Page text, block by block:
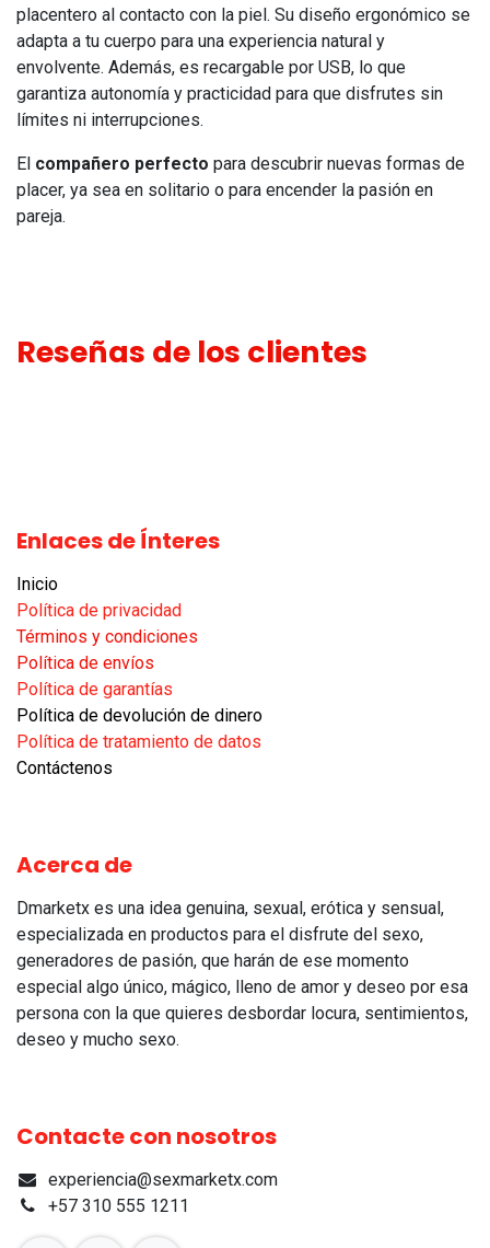
placentero al contacto con la piel. Su diseño ergonómico se
adapta a tu cuerpo para una experiencia natural y
envolvente. Además, es recargable por USB, lo que
garantiza autonomía y practicidad para que disfrutes sin
límites ni interrupciones.
El compañero perfecto para descubrir nuevas formas de
placer, ya sea en solitario o para encender la pasión en
pareja.
Reseñas de los clientes
Enlaces de Ínteres
Inicio
Política de privacidad
Términos y condiciones
Política de envíos
Política de garantías​
Política de devolución de dinero
Política de tratamiento de datos
Contáctenos
Acerca de
Dmarketx es una idea genuina, sexual, erótica y sensual,
especializada en productos para el disfrute del sexo,
generadores de pasión, que harán de ese momento
especial algo único, mágico, lleno de amor y deseo por esa
persona con la que quieres desbordar locura, sentimientos,
deseo y mucho sexo.
Contacte con nosotros
experiencia@sexmarketx.com
+57 310 555 1211